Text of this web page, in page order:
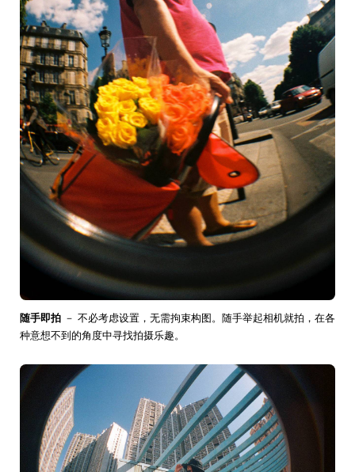
随手即拍 － 不必考虑设置，无需拘束构图。随手举起相机就拍，在各
种意想不到的角度中寻找拍摄乐趣。